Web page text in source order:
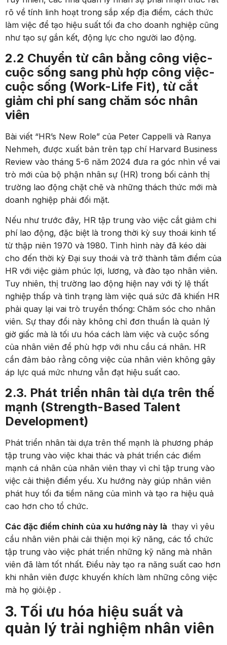
rõ về tính linh hoạt trong sắp xếp địa điểm, cách thức
làm việc để tạo hiệu suất tối đa cho doanh nghiệp cũng
như tạo sự gắn kết, động lực cho người lao động.
2.2 Chuyển từ cân bằng công việc-
cuộc sống sang phù hợp công việc-
cuộc sống (Work-Life Fit), từ cắt
giảm chi phí sang chăm sóc nhân
viên
Bài viết “HR’s New Role” của Peter Cappelli và Ranya
Nehmeh, được xuất bản trên tạp chí Harvard Business
Review vào tháng 5-6 năm 2024 đưa ra góc nhìn về vai
trò mới của bộ phận nhân sự (HR) trong bối cảnh thị
trường lao động chặt chẽ và những thách thức mới mà
doanh nghiệp phải đối mặt.
Nếu như trước đây, HR tập trung vào việc cắt giảm chi
phí lao động, đặc biệt là trong thời kỳ suy thoái kinh tế
từ thập niên 1970 và 1980. Tình hình này đã kéo dài
cho đến thời kỳ Đại suy thoái và trở thành tâm điểm của
HR với việc giảm phúc lợi, lương, và đào tạo nhân viên.
Tuy nhiên, thị trường lao động hiện nay với tỷ lệ thất
nghiệp thấp và tình trạng làm việc quá sức đã khiến HR
phải quay lại vai trò truyền thống: Chăm sóc cho nhân
viên. Sự thay đổi này không chỉ đơn thuần là quản lý
giờ giấc mà là tối ưu hóa cách làm việc và cuộc sống
của nhân viên để phù hợp với nhu cầu cá nhân. HR
cần đảm bảo rằng công việc của nhân viên không gây
áp lực quá mức nhưng vẫn đạt hiệu suất cao.
2.3. Phát triển nhân tài dựa trên thế
mạnh (Strength-Based Talent
Development)
Phát triển nhân tài dựa trên thế mạnh là phương pháp
tập trung vào việc khai thác và phát triển các điểm
mạnh cá nhân của nhân viên thay vì chỉ tập trung vào
việc cải thiện điểm yếu. Xu hướng này giúp nhân viên
phát huy tối đa tiềm năng của mình và tạo ra hiệu quả
cao hơn cho tổ chức.
Các đặc điểm chính của xu hướng này là thay vì yêu
cầu nhân viên phải cải thiện mọi kỹ năng, các tổ chức
tập trung vào việc phát triển những kỹ năng mà nhân
viên đã làm tốt nhất. Điều này tạo ra năng suất cao hơn
khi nhân viên được khuyến khích làm những công việc
mà họ giỏi.ệp .
3. Tối ưu hóa hiệu suất và
quản lý trải nghiệm nhân viên